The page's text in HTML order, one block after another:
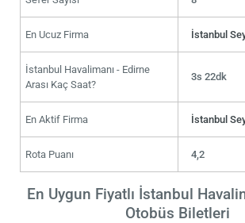
En Ucuz Firma İstanbul
İstanbul Havalimanı - Edirne
Arası Kaç Saat?
3s 22dk
En Aktif Firma İstanbul
Rota Puanı 4,2
En Uygun Fiyatlı İstanbul
Otobüs Biletleri